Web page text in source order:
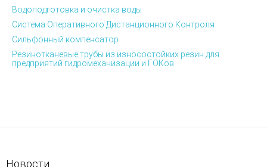
Водоподготовка и очистка воды
Система Оперативного Дистанционного Контроля
Сильфонный компенсатор
Резинотканевые трубы из износостойких резин для
предприятий гидромеханизации и ГОКов
Новости